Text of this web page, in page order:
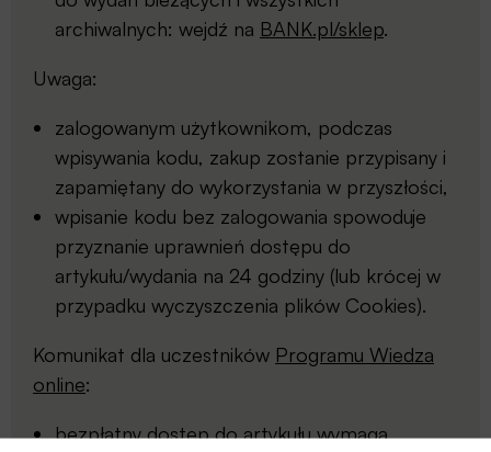
archiwalnych: wejdź na BANK.pl/sklep.
Uwaga:
zalogowanym użytkownikom, podczas
wpisywania kodu, zakup zostanie przypisany i
zapamiętany do wykorzystania w przyszłości,
wpisanie kodu bez zalogowania spowoduje
przyznanie uprawnień dostępu do
artykułu/wydania na 24 godziny (lub krócej w
przypadku wyczyszczenia plików Cookies).
Komunikat dla uczestników Programu Wiedza
online:
bezpłatny dostęp do artykułu wymaga